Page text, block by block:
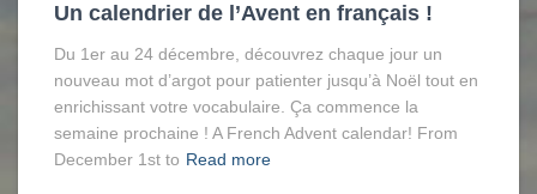
Un calendrier de l’Avent en français !
Du 1er au 24 décembre, découvrez chaque jour un
nouveau mot d’argot pour patienter jusqu’à Noël tout en
enrichissant votre vocabulaire. Ça commence la
semaine prochaine ! A French Advent calendar! From
December 1st to Read more